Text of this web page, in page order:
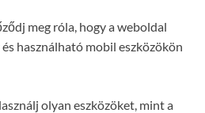
meg róla, hogy a weboldal
használható mobil eszközökön
olyan eszközöket, mint a